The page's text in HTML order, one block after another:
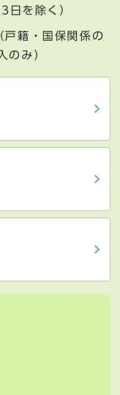
日を除く）
戸籍・国保関係の
のみ）